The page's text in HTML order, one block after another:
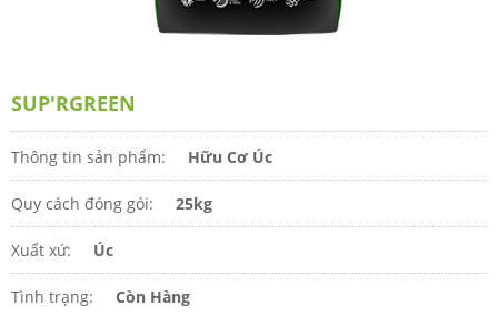
SUP'RGREEN
Thông tin sản phẩm: Hữu Cơ Úc
Quy cách đóng gói: 25kg
Xuất xứ: Úc
Tình trạng: Còn Hàng